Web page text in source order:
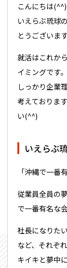
こんにちは(^^)
いえらぶ琉球
とうございま
就活はこれか
イミングです。
しっかり企業
考えておりま
い(^^)
いえらぶ
「沖縄で一番
従業員全員の
で一番有名な
社長になりた
など、それぞ
キイキと夢中